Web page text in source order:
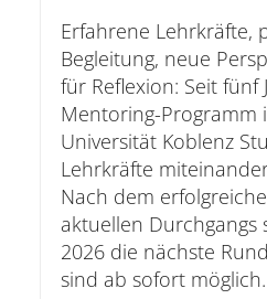
Erfahrene Lehrkräfte,
Begleitung, neue
für Reflexion: Seit fünf
Mentoring-Programm
Universität Koblenz
Lehrkräfte
Nach dem
aktuellen
2026 die nächste
sind ab sofort möglich.